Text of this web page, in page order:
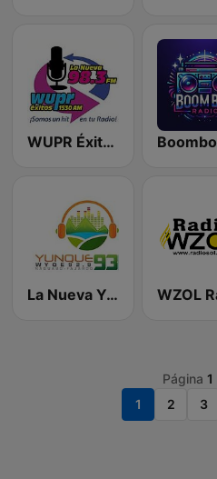
WUPR Éxitos 1530 AM & 98.3 FM
La Nueva Yunque 93 FM
Página 1
1
2 3